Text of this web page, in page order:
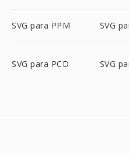
SVG para PPM SVG
SVG para PCD SVG